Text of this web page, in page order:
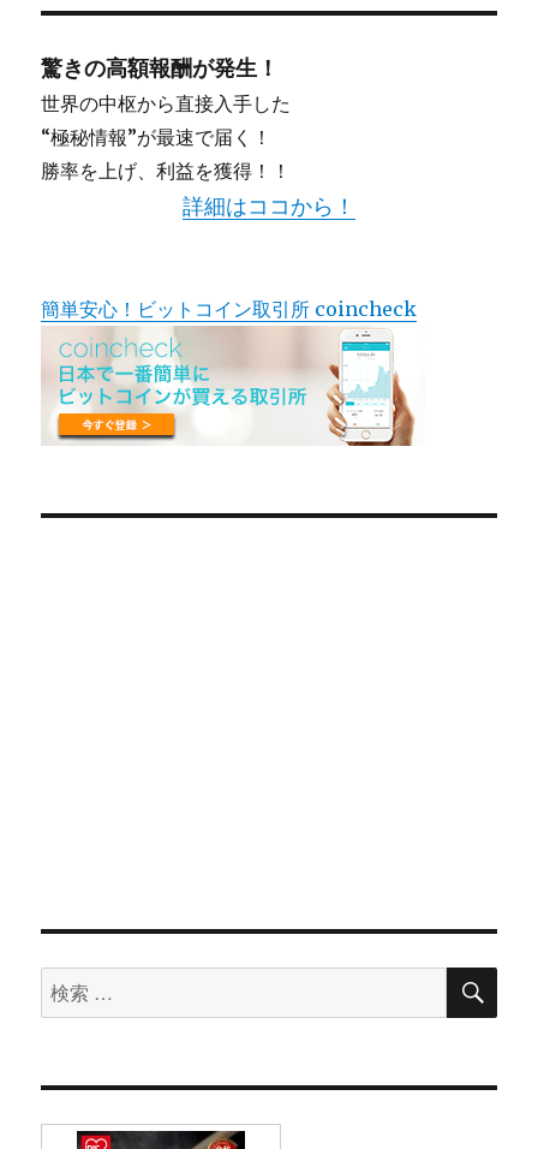
驚きの高額報酬が発生！
世界の中枢から直接入手した
“極秘情報”が最速で届く！
勝率を上げ、利益を獲得！！
詳細はココから！
簡単安心！ビットコイン取引所 coincheck
検
索
象:
検